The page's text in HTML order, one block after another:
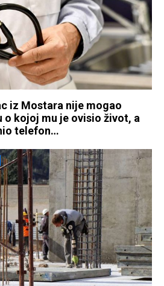
iz Mostara nije mogao
kojoj mu je ovisio život, a
telefon…